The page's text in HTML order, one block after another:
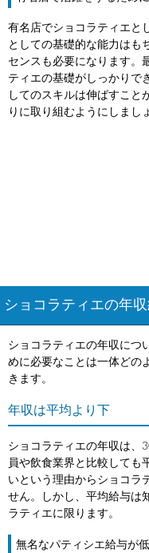
有名店でショコラティエと
としての基礎的な能力はも
センスも必要になります。
ティエの基礎がしっかりで
してのスキルは伸ばすこと
りに取り組むようにしまし
ショコラティエの年
ショコラティエの年収につ
めに必要なことは一体どの
きます。
年収は平均より下
ショコラティエの年収は、
員や飲食業界と比較しても
いという理由からショコラ
せん。しかし、平均給与は
ラティエに限ります。
無名なパティシエ給与が